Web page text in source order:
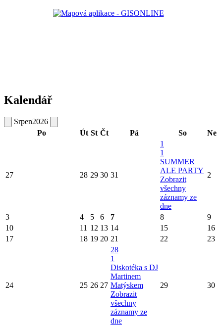
Kalendář
Srpen2026
Po
Út St Čt Pá So Ne
27 28 29 30 31
1
1
SUMMER
ALE PARTY
Zobrazit
všechny
záznamy ze
dne
2
3 4 5 6 7 8
9
10
11 12 13 14 15
16
17
18 19 20 21 22 23
24 25 26 27
28
1
Diskotéka s DJ
Martinem
Matýskem
Zobrazit
všechny
záznamy ze
dne
29 30